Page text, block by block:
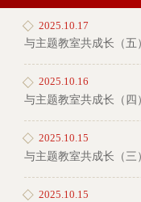
2025.10.17
与主题教室共成长（五）
2025.10.16
与主题教室共成长（四）
2025.10.15
与主题教室共成长（三）
2025.10.15